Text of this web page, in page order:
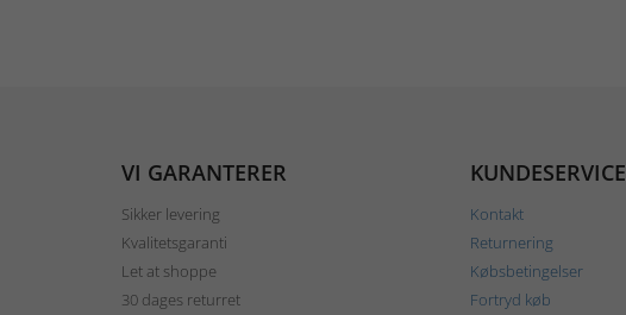
VI GARANTERER
Sikker levering
Kvalitetsgaranti
Let at shoppe
30 dages returret
KUNDESERVICE
Kontakt
Returnering
Købsbetingelser
Fortryd køb